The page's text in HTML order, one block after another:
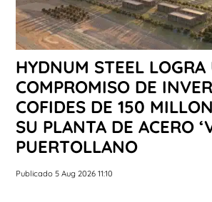
HYDNUM STEEL LOGRA
COMPROMISO DE
COFIDES DE 150
SU PLANTA DE ACERO
PUERTOLLANO
Publicado 5 Aug 2026 11:10